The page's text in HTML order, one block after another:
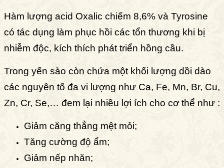
Hàm lượng acid Oxalic chiếm 8,6% và Tyrosine
có tác dụng làm phục hồi các tổn thương khi bị
nhiễm độc, kích thích phát triển hồng cầu.
Trong yến sào còn chứa một khối lượng dồi dào
các nguyên tố đa vi lượng như Ca, Fe, Mn, Br, Cu,
Zn, Cr, Se,… đem lại nhiều lợi ích cho cơ thể như :
Giảm căng thẳng mệt mỏi;
Tăng cường độ ẩm;
Giảm nếp nhăn;